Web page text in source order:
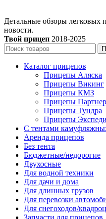
Детальные обзоры легковых
новости.
Твой прицеп 2018-2025
Каталог прицепов
Прицепы Аляска
Прицепы Викинг
Прицепы КМЗ
Прицепы Партнер
Прицепы Тундра
Прицепы
C тентами
Аренда прицепов
Без тента
Бюджетные/недорогие
Двухосные
Для водной техники
Для дачи и дома
Для длинных грузов
Для перевозки
Для снегоходов/
Запчасти для прицепов